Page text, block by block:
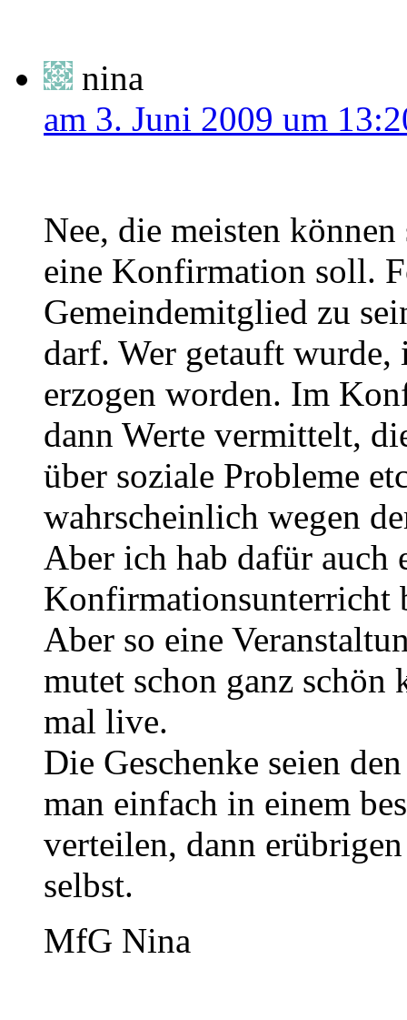
nina
am 3. Juni 2009 um
Nee, die meisten
eine Konfirmation soll.
Gemeindemitglied zu
darf. Wer getauft
erzogen worden. Im
dann Werte vermittelt,
über soziale Probleme
wahrscheinlich wegen
Aber ich hab dafür auch
Konfirmationsunterricht
Aber so eine
mutet schon ganz
mal live.
Die Geschenke seien
man einfach in einem
verteilen, dann
selbst.
MfG Nina